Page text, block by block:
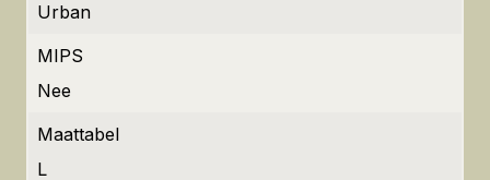
Urban
MIPS
Nee
Maattabel
L